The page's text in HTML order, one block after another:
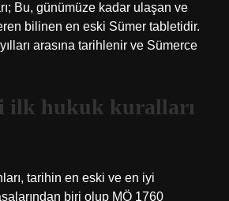
Bu, günümüze kadar ulaşan ve
bilinen en eski Sümer tabletidir.
arasına tarihlenir ve Sümerce
ilk hukuk kuralları
tarihin en eski ve en iyi
biri olup MÖ 1760